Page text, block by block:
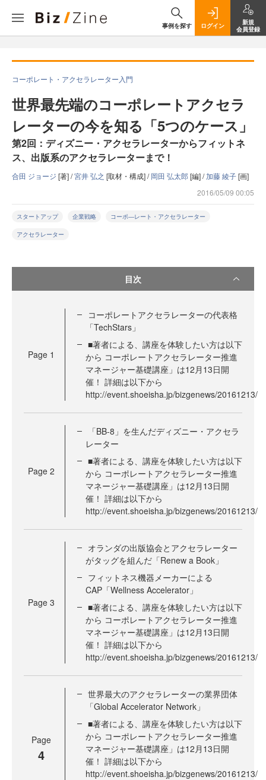
事例を探す ログイン
新規
会員登録
コーポレート・アクセラレーター入門
世界最先端のコーポレートアクセラ
レーターの今を知る「5つのケース」
第2回：ディズニー・アクセラレーターからフィットネ
ス、出版系のアクセラレーターまで！
合田 ジョージ [著] /宮井 弘之 [取材・構成] /岡田 弘太郎[編] /加藤 綾子[画]
2016/05/09 00:05
スタートアップ 企業戦略 コーポ―レート・アクセラレーター
アクセラレーター
目次
Page 1
コーポレートアクセラレーターの代表格
「TechStars」
■著者による、講座を体験したい方は以下
から コーポレートアクセラレーター推進
マネージャー基礎講座」は12月13日開
催！ 詳細は以下から
http://event.shoeisha.jp/bizgenews/20161213/
Page 2
「BB-8」を生んだディズニー・アクセラ
レーター
■著者による、講座を体験したい方は以下
から コーポレートアクセラレーター推進
マネージャー基礎講座」は12月13日開
催！ 詳細は以下から
http://event.shoeisha.jp/bizgenews/20161213/
Page 3
オランダの出版協会とアクセラレーター
がタッグを組んだ「Renew a Book」
フィットネス機器メーカーによる
CAP「Wellness Accelerator」
■著者による、講座を体験したい方は以下
から コーポレートアクセラレーター推進
マネージャー基礎講座」は12月13日開
催！ 詳細は以下から
http://event.shoeisha.jp/bizgenews/20161213/
Page
4
世界最大のアクセラレーターの業界団体
「Global Accelerator Network」
■著者による、講座を体験したい方は以下
から コーポレートアクセラレーター推進
マネージャー基礎講座」は12月13日開
催！ 詳細は以下から
http://event.shoeisha.jp/bizgenews/20161213/